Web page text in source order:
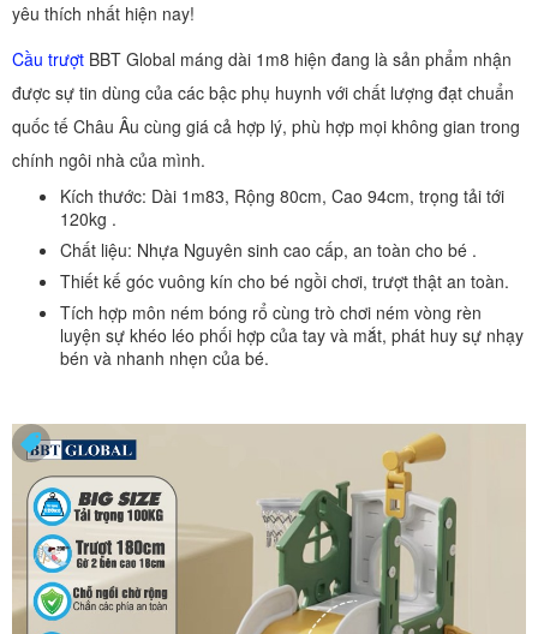
yêu thích nhất hiện nay!
Cầu trượt BBT Global máng dài 1m8 hiện đang là sản phẩm nhận
được sự tin dùng của các bậc phụ huynh với chất lượng đạt chuẩn
quốc tế Châu Âu cùng giá cả hợp lý, phù hợp mọi không gian trong
chính ngôi nhà của mình.
Kích thước: Dài 1m83, Rộng 80cm, Cao 94cm, trọng tải tới
120kg .
Chất liệu: Nhựa Nguyên sinh cao cấp, an toàn cho bé .
Thiết kế góc vuông kín cho bé ngồi chơi, trượt thật an toàn.
Tích hợp môn ném bóng rổ cùng trò chơi ném vòng rèn
luyện sự khéo léo phối hợp của tay và mắt, phát huy sự nhạy
bén và nhanh nhẹn của bé.